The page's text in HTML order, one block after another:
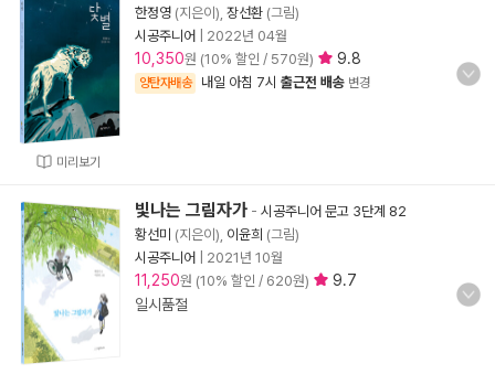
미리보기
한정영 (지은이), 장선환 (그림)
시공주니어
2022년 04월
10,350원 (10% 할인 / 570원) 9.8
양탄자배송 내일 아침 7시 출근전 배송 변경
빛나는 그림자가 - 시공주니어 문고 3단계 82
황선미 (지은이), 이윤희 (그림)
시공주니어
2021년 10월
11,250원 (10% 할인 / 620원)
9.7
일시품절